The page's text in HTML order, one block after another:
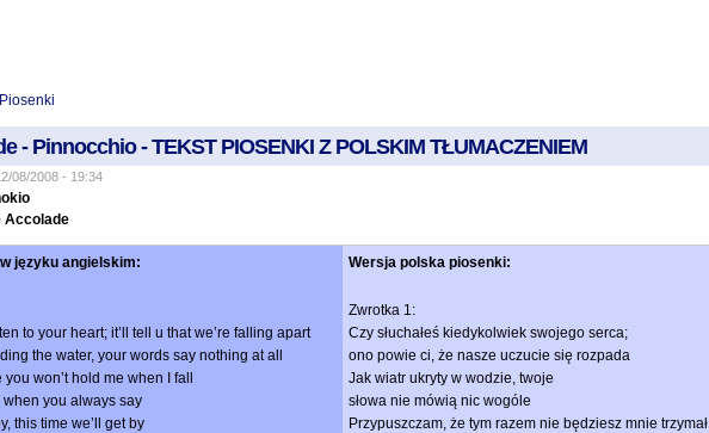
Piosenki
- Pinnocchio - TEKST PIOSENKI Z POLSKIM TŁUMACZENIEM
08/2008 - 19:34
Accolade
języku angielskim: Wersja polska piosenki:
to your heart; it’ll tell u that we’re falling apart
the water, your words say nothing at all
you won’t hold me when I fall
when you always say
this time we’ll get by
Zwrotka 1:
Czy słuchałeś kiedykolwiek swojego serca;
ono powie ci, że nasze uczucie się rozpada
Jak wiatr ukryty w wodzie, twoje
słowa nie mówią nic wogóle
Przypuszczam, że tym razem nie będziesz mnie trzymał